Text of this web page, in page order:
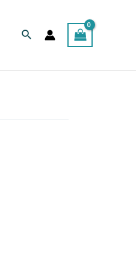
Rechercher